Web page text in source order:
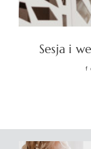
Sesja i
©2026